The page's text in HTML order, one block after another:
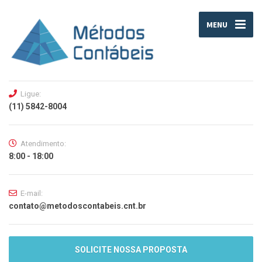
MENU
Ligue:
(11) 5842-8004
Atendimento:
8:00 - 18:00
E-mail:
contato@metodoscontabeis.cnt.br
SOLICITE NOSSA PROPOSTA